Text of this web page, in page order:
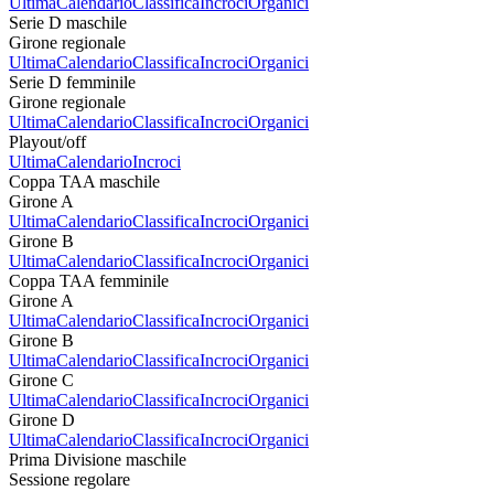
Serie D maschile
Girone regionale
UltimaCalendarioClassificaIncrociOrganici
Serie D femminile
Girone regionale
UltimaCalendarioClassificaIncrociOrganici
Playout/off
UltimaCalendarioIncroci
Coppa TAA maschile
Girone A
UltimaCalendarioClassificaIncrociOrganici
Girone B
UltimaCalendarioClassificaIncrociOrganici
Coppa TAA femminile
Girone A
UltimaCalendarioClassificaIncrociOrganici
Girone B
UltimaCalendarioClassificaIncrociOrganici
Girone C
UltimaCalendarioClassificaIncrociOrganici
Girone D
UltimaCalendarioClassificaIncrociOrganici
Prima Divisione maschile
Sessione regolare